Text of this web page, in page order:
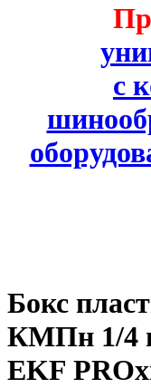
с
Бокс
КМПн 1/4
EKF